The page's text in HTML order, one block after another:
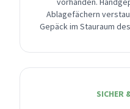
Ablagefächern
Gepäck im Stauraum
SICHER